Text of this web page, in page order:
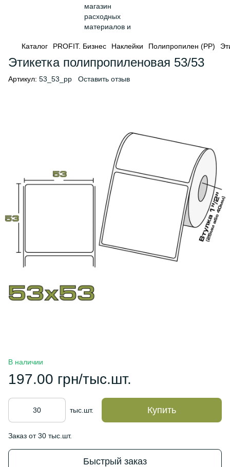
Каталог PROFIT. Бизнес Наклейки Полипропилен (PP)
Этикетка полипропиленовая 53/53
Артикул: 53_53_pp Оставить отзыв
В наличии
197.00 грн/тыс.шт.
тыс.шт. Купить
Заказ от 30 тыс.шт.
Быстрый заказ